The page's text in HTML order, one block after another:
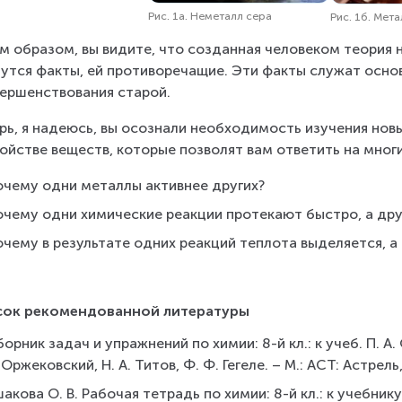
Рис. 1а. Неметалл сера Рис. 1б.
образом, вы видите, что созданная человеком
факты, ей противоречащие. Эти факты служат
старой.
я надеюсь, вы осознали необходимость изучения
веществ, которые позволят вам ответить на
одни металлы активнее других?
одни химические реакции протекают быстро, а
в результате одних реакций теплота выделяется, а
рекомендованной литературы
задач и упражнений по химии: 8-й кл.: к учеб. П.
Н. А. Титов, Ф. Ф. Гегеле. – М.: АСТ:
О. В. Рабочая тетрадь по химии: 8-й кл.: к